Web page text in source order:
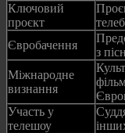
Ключовий
проєкт
Євробачення
з
Міжнародне
визнання
Участь у
телешоу